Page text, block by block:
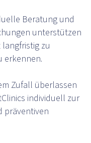
Beratung und
unterstützen
zu
erkennen.
Zufall überlassen
individuell zur
präventiven